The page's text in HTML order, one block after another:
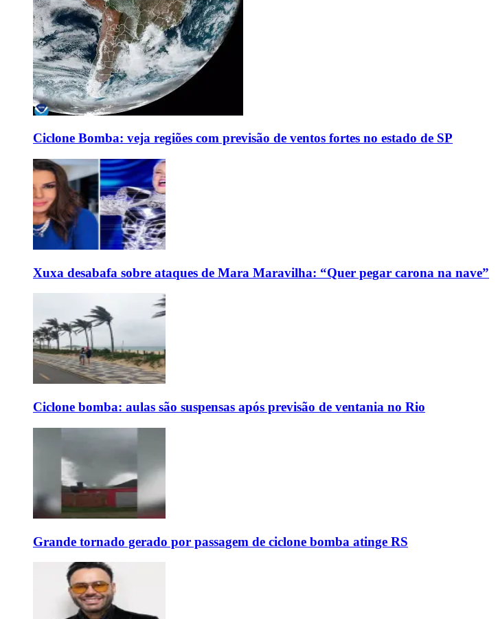
Ciclone Bomba: veja regiões com previsão de ventos fortes no estado de SP
Xuxa desabafa sobre ataques de Mara Maravilha: “Quer pegar carona na nave”
Ciclone bomba: aulas são suspensas após previsão de ventania no Rio
Grande tornado gerado por passagem de ciclone bomba atinge RS